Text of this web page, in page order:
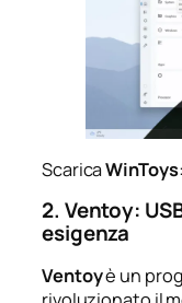
ScaricaWinToys
2. Ventoy:
esigenza
Ventoyè un